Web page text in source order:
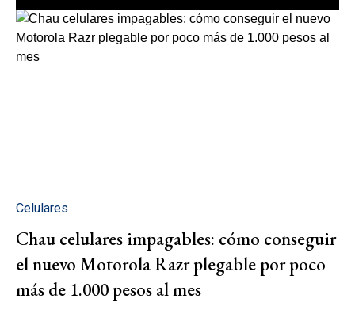
Celulares
Chau celulares impagables: cómo conseguir
el nuevo Motorola Razr plegable por poco
más de 1.000 pesos al mes